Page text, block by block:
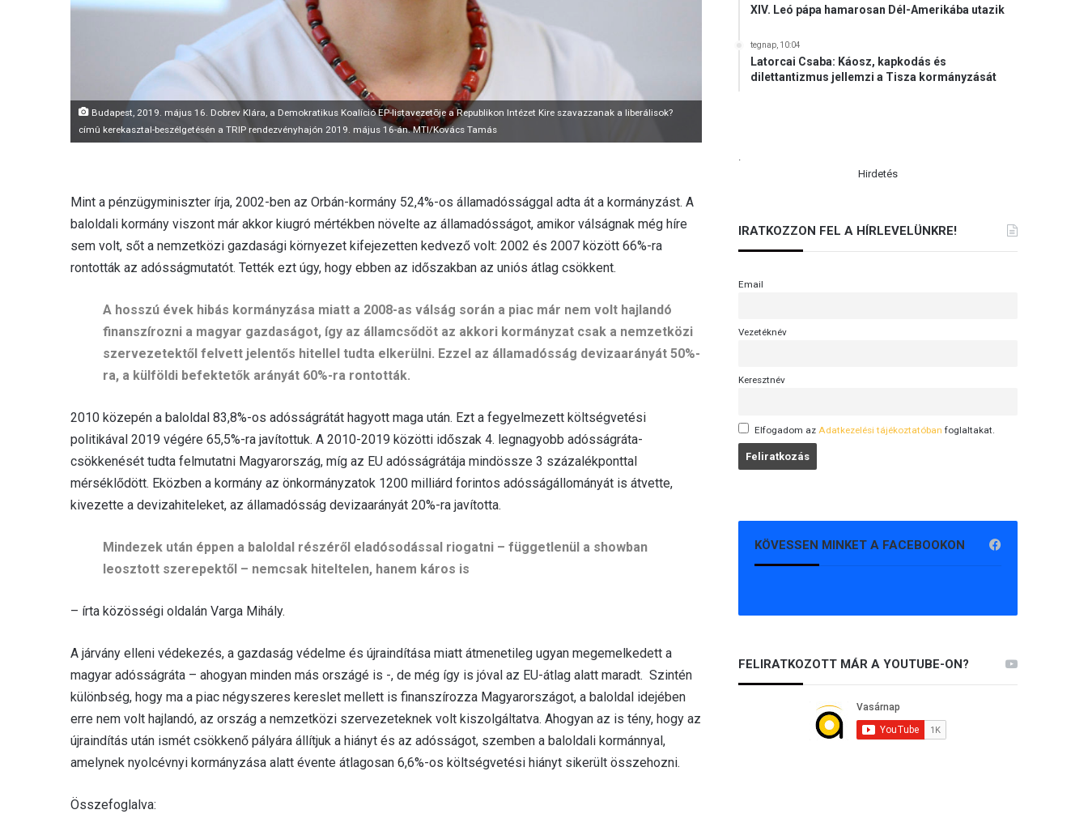
Budapest, 2019. május 16. Dobrev Klára, a Demokratikus Koalíció EP-listavezetõje a Republikon Intézet Kire szavazzanak a liberálisok?
címû kerekasztal-beszélgetésén a TRIP rendezvényhajón 2019. május 16-án. MTI/Kovács Tamás
Mint a pénzügyminiszter írja, 2002-ben az Orbán-kormány 52,4%-os államadóssággal adta át a kormányzást. A
baloldali kormány viszont már akkor kiugró mértékben növelte az államadósságot, amikor válságnak még híre
sem volt, sőt a nemzetközi gazdasági környezet kifejezetten kedvező volt: 2002 és 2007 között 66%-ra
rontották az adósságmutatót. Tették ezt úgy, hogy ebben az időszakban az uniós átlag csökkent.
A hosszú évek hibás kormányzása miatt a 2008-as válság során a piac már nem volt hajlandó
finanszírozni a magyar gazdaságot, így az államcsődöt az akkori kormányzat csak a nemzetközi
szervezetektől felvett jelentős hitellel tudta elkerülni. Ezzel az államadósság devizaarányát 50%-
ra, a külföldi befektetők arányát 60%-ra rontották.
2010 közepén a baloldal 83,8%-os adósságrátát hagyott maga után. Ezt a fegyelmezett költségvetési
politikával 2019 végére 65,5%-ra javítottuk. A 2010-2019 közötti időszak 4. legnagyobb adósságráta-
csökkenését tudta felmutatni Magyarország, míg az EU adósságrátája mindössze 3 százalékponttal
mérséklődött. Eközben a kormány az önkormányzatok 1200 milliárd forintos adósságállományát is átvette,
kivezette a devizahiteleket, az államadósság devizaarányát 20%-ra javította.
Mindezek után éppen a baloldal részéről eladósodással riogatni – függetlenül a showban
leosztott szerepektől – nemcsak hiteltelen, hanem káros is
– írta közösségi oldalán Varga Mihály.
A járvány elleni védekezés, a gazdaság védelme és újraindítása miatt átmenetileg ugyan megemelkedett a
magyar adósságráta – ahogyan minden más országé is -, de még így is jóval az EU-átlag alatt maradt. Szintén
különbség, hogy ma a piac négyszeres kereslet mellett is finanszírozza Magyarországot, a baloldal idejében
erre nem volt hajlandó, az ország a nemzetközi szervezeteknek volt kiszolgáltatva. Ahogyan az is tény, hogy az
újraindítás után ismét csökkenő pályára állítjuk a hiányt és az adósságot, szemben a baloldali kormánnyal,
amelynek nyolcévnyi kormányzása alatt évente átlagosan 6,6%-os költségvetési hiányt sikerült összehozni.
Összefoglalva:
XIV. Leó pápa hamarosan Dél-Amerikába utazik
tegnap, 10:04
Latorcai Csaba: Káosz, kapkodás és
dilettantizmus jellemzi a Tisza kormányzását
.
Hirdetés
IRATKOZZON FEL A HÍRLEVELÜNKRE!
Email
Vezetéknév
Keresztnév
Elfogadom az Adatkezelési tájékoztatóban foglaltakat.
KÖVESSEN MINKET A FACEBOOKON
FELIRATKOZOTT MÁR A YOUTUBE-ON?